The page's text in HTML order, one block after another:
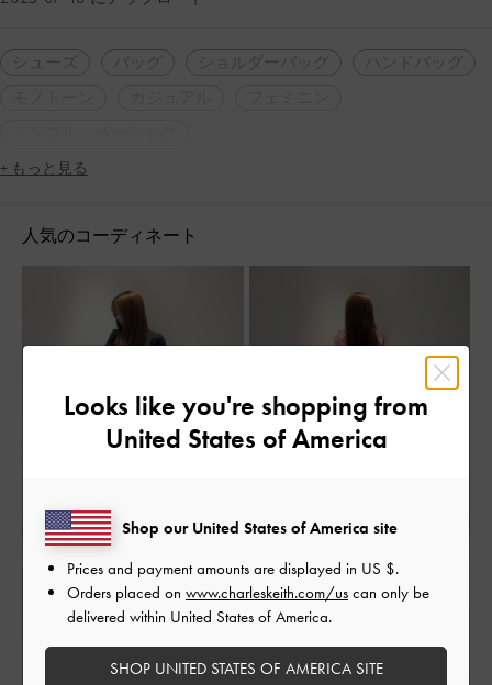
シューズ
+ もっと見る
人気のコーディネート
Looks like you're shopping from
United States of America
Shop our United States of America site
Prices and payment amounts are displayed in US $.
Orders placed on www.charleskeith.com/us can only be
delivered within United States of America.
SHOP UNITED STATES OF AMERICA SITE